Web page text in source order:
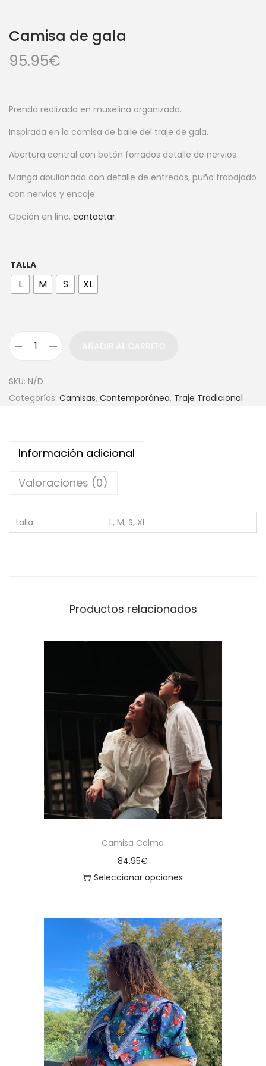
Camisa de gala
95.95€
Prenda realizada en muselina organizada.
Inspirada en la camisa de baile del traje de gala.
Abertura central con botón forrados detalle de nervios.
Manga abullonada con detalle de entredos, puño trabajado
con nervios y encaje.
Opción en lino, contactar.
TALLA
L M S XL
SKU: N/D
Categorías: Camisas, Contemporánea, Traje Tradicional
Información adicional
Valoraciones (0)
talla L, M, S, XL
Productos relacionados
Camisa Calma
84.95€
Seleccionar opciones